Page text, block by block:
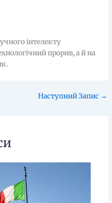
інтелекту
прорив, а й на
Наступний Запис →